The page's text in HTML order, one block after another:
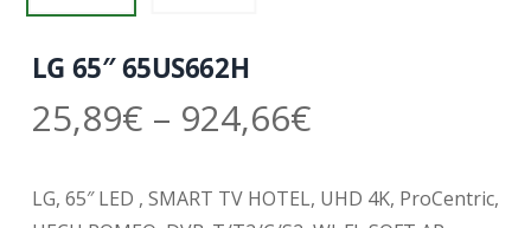
LG 65″ 65US662H
25,89€ – 924,66€
LG, 65″ LED , SMART TV HOTEL, UHD 4K, ProCentric,